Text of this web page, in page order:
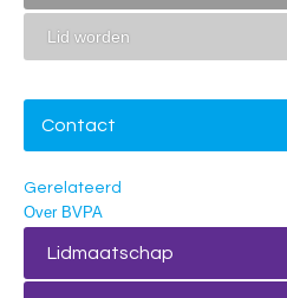
Lid worden
Contact
Gerelateerd
Over BVPA
Lidmaatschap